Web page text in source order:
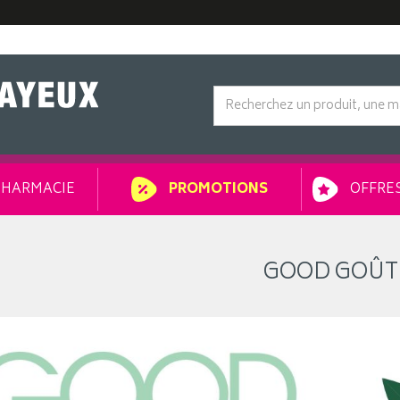
PROMOTIONS
GOOD GOÛT